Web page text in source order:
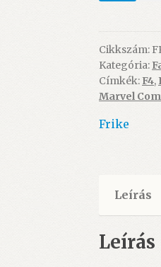
-
ÚJ
Cikkszám:
Kategória:
Címkék: F4,
Marvel
Frike
Leírás
Leírás